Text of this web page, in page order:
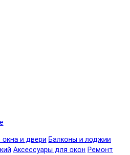
окна и двери Балконы и лоджии
Аксессуары для окон Ремонт